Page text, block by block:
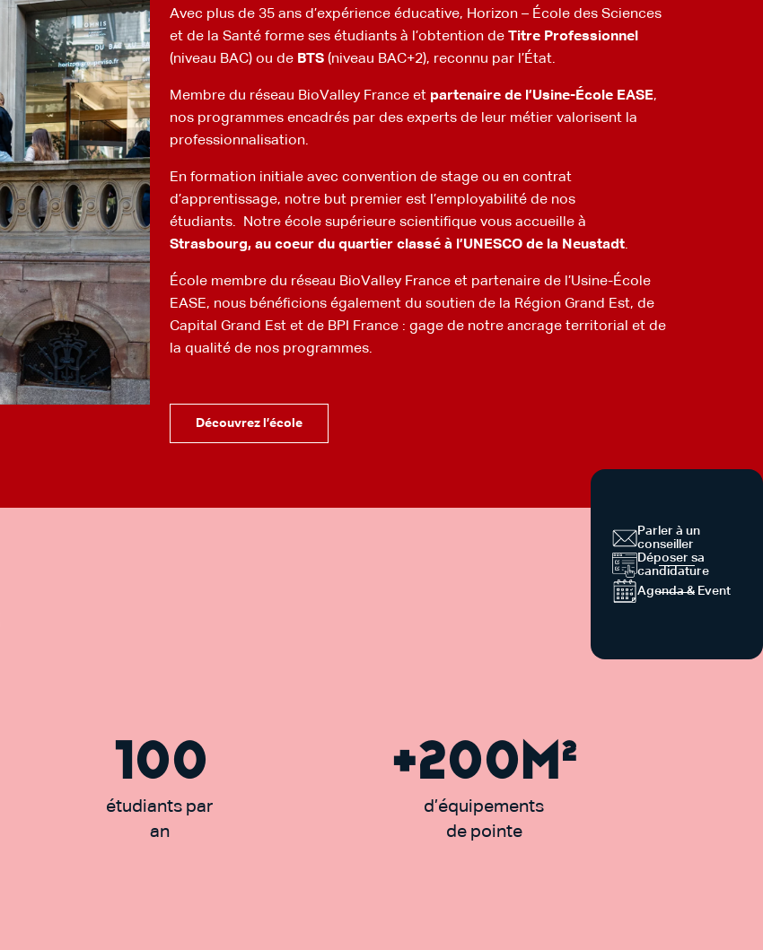
Avec plus de 35 ans d’expérience éducative, Horizon – École des Sciences
et de la Santé forme ses étudiants à l’obtention de Titre Professionnel
(niveau BAC) ou de BTS (niveau BAC+2), reconnu par l’État.
Membre du réseau BioValley France et partenaire de l’Usine-École EASE,
nos programmes encadrés par des experts de leur métier valorisent la
professionnalisation.
En formation initiale avec convention de stage ou en contrat
d’apprentissage, notre but premier est l’employabilité de nos
étudiants. Notre école supérieure scientifique vous accueille à
Strasbourg, au coeur du quartier classé à l’UNESCO de la Neustadt.
École membre du réseau BioValley France et partenaire de l’Usine-École
EASE, nous bénéficions également du soutien de la Région Grand Est, de
Capital Grand Est et de BPI France : gage de notre ancrage territorial et de
la qualité de nos programmes.
Découvrez l’école
100
étudiants par
an
+200m²
d’équipements
de pointe
Parler à un
conseiller
Déposer sa
candidature
Agenda & Event